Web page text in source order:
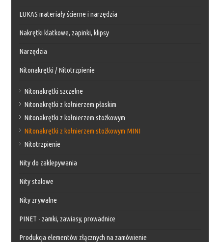
LUKAS materiały ścierne i narzędzia
Nakrętki klatkowe, zapinki, klipsy
Narzędzia
Nitonakrętki / Nitotrzpienie
Nitonakrętki szczelne
Nitonakrętki z kołnierzem płaskim
Nitonakrętki z kołnierzem stożkowym
Nitonakrętki z kołnierzem stożkowym MINI
Nitotrzpienie
Nity do zaklepywania
Nity stalowe
Nity zrywalne
PINET - zamki, zawiasy, prowadnice
Produkcja elementów złącznych na zamówienie